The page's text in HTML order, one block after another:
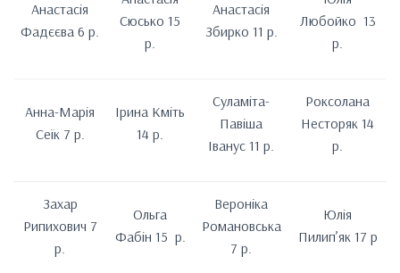
Анастасія
Фадєєва 6 р.
Сюсько 15
р.
Анастасія
Збирко 11 р.
Любойко 13
р.
Анна-Марія
Сеїк 7 р.
Ірина Кміть
14 р.
Суламіта-
Павіша
Іванус 11 р.
Роксолана
Несторяк 14
р.
Захар
Рипихович 7
р.
Ольга
Фабін 15 р.
Вероніка
Романовська
7 р.
Юлія
Пилип’як 17 р